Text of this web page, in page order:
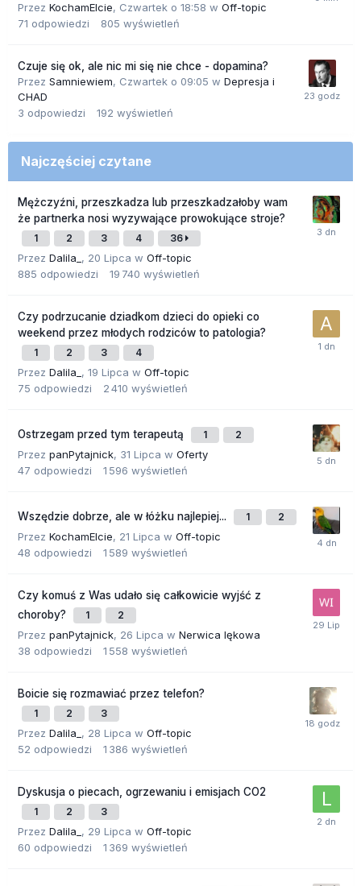
Przez KochamElcie, Czwartek o 18:58 w Off-topic
71 odpowiedzi 805 wyświetleń
Czuje się ok, ale nic mi się nie chce - dopamina?
Przez Samniewiem, Czwartek o 09:05 w Depresja i
CHAD
3 odpowiedzi 192 wyświetleń
Najczęściej czytane
Mężczyźni, przeszkadza lub przeszkadzałoby wam
że partnerka nosi wyzywające prowokujące stroje?
1 2 3 4 36
Przez Dalila_ , 20 Lipca w Off-topic
885 odpowiedzi 19 740 wyświetleń
Czy podrzucanie dziadkom dzieci do opieki co
weekend przez młodych rodziców to patologia?
1 2 3 4
Przez Dalila_ , 19 Lipca w Off-topic
75 odpowiedzi 2 410 wyświetleń
Ostrzegam przed tym terapeutą 1 2
Przez panPytajnick, 31 Lipca w Oferty
47 odpowiedzi 1 596 wyświetleń
Wszędzie dobrze, ale w łóżku najlepiej... 1 2
Przez KochamElcie, 21 Lipca w Off-topic
48 odpowiedzi 1 589 wyświetleń
Czy komuś z Was udało się całkowicie wyjść z
choroby?
1 2
Przez panPytajnick, 26 Lipca w Nerwica lękowa
38 odpowiedzi 1 558 wyświetleń
Boicie się rozmawiać przez telefon?
1 2 3
Przez Dalila_ , 28 Lipca w Off-topic
52 odpowiedzi 1 386 wyświetleń
Dyskusja o piecach, ogrzewaniu i emisjach CO2
1 2 3
Przez Dalila_ , 29 Lipca w Off-topic
60 odpowiedzi 1 369 wyświetleń